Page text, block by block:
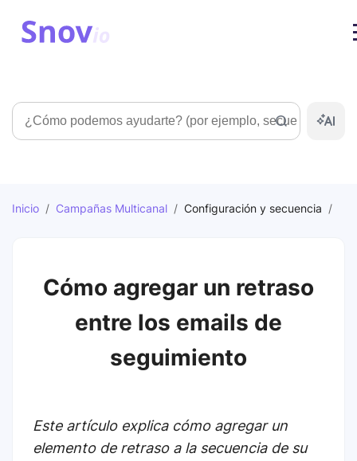
Búsqueda
Inicio / Campañas Multicanal / Configuración y secuencia /
Cómo agregar un retraso
entre los emails de
seguimiento
Este artículo explica cómo agregar un
elemento de retraso a la secuencia de su